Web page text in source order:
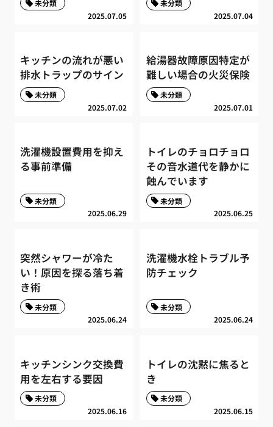
2025.07.05
未分類
2025.07.04
未分類
キッチンの流れが悪い
排水トラップのサイン
2025.07.02
未分類
給湯器故障原因特定が
難しい場合の火災保険
2025.07.01
未分類
洗濯機設置費用を抑え
る事前準備
2025.06.29
未分類
トイレのチョロチョロ
その音水道代を静かに
蝕んでいます
2025.06.25
未分類
突然シャワーが冷た
い！原因を探る落ち着
き術
2025.06.24
未分類
洗濯機水栓トラブル予
防チェック
2025.06.24
未分類
キッチンシンク交換費
用を左右する要因
2025.06.16
未分類
トイレの沈黙に焦ると
き
2025.06.15
未分類